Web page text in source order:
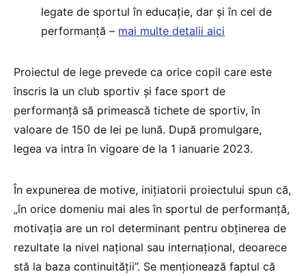
legate de sportul în educație, dar și în cel de
performanță – mai multe detalii aici
Proiectul de lege prevede ca orice copil care este
înscris la un club sportiv și face sport de
performanță să primească tichete de sportiv, în
valoare de 150 de lei pe lună. După promulgare,
legea va intra în vigoare de la 1 ianuarie 2023.
În expunerea de motive, inițiatorii proiectului spun că,
„în orice domeniu mai ales în sportul de performanță,
motivația are un rol determinant pentru obținerea de
rezultate la nivel național sau internațional, deoarece
stă la baza continuității”. Se menționează faptul că